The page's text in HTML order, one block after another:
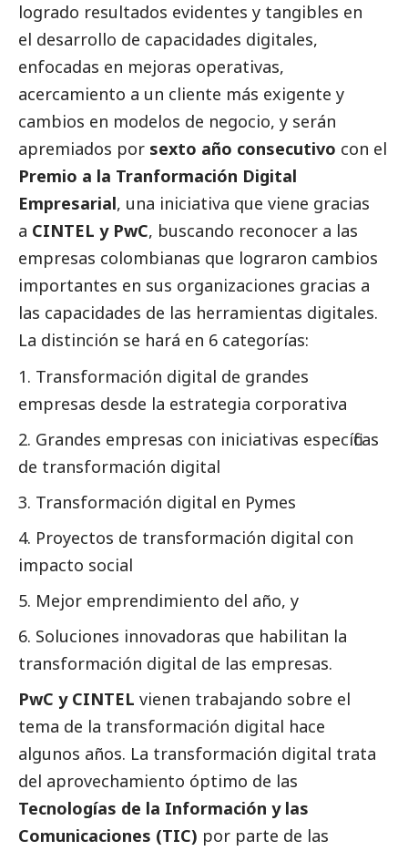
logrado resultados evidentes y tangibles en
el desarrollo de capacidades digitales,
enfocadas en mejoras operativas,
acercamiento a un cliente más exigente y
cambios en modelos de negocio, y serán
apremiados por sexto año consecutivo con el
Premio a la Tranformación Digital
Empresarial, una iniciativa que viene gracias
a CINTEL y PwC, buscando reconocer a las
empresas colombianas que lograron cambios
importantes en sus organizaciones gracias a
las capacidades de las herramientas digitales.
La distinción se hará en 6 categorías:
Transformación digital de grandes
empresas desde la estrategia corporativa
Grandes empresas con iniciativas específicas
de transformación digital
Transformación digital en Pymes
Proyectos de transformación digital con
impacto social
Mejor emprendimiento del año, y
Soluciones innovadoras que habilitan la
transformación digital de las empresas.
PwC y CINTEL vienen trabajando sobre el
tema de la transformación digital hace
algunos años. La transformación digital trata
del aprovechamiento óptimo de las
Tecnologías de la Información y las
Comunicaciones (TIC) por parte de las